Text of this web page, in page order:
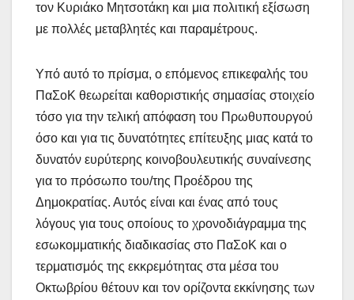
τον Κυριάκο Μητσοτάκη και μια πολιτική εξίσωση
με πολλές μεταβλητές και παραμέτρους.
Υπό αυτό το πρίσμα, ο επόμενος επικεφαλής του
ΠαΣοΚ θεωρείται καθοριστικής σημασίας στοιχείο
τόσο για την τελική απόφαση του Πρωθυπουργού
όσο και για τις δυνατότητες επίτευξης μιας κατά το
δυνατόν ευρύτερης κοινοβουλευτικής συναίνεσης
για το πρόσωπο του/της Προέδρου της
Δημοκρατίας. Αυτός είναι και ένας από τους
λόγους για τους οποίους το χρονοδιάγραμμα της
εσωκομματικής διαδικασίας στο ΠαΣοΚ και ο
τερματισμός της εκκρεμότητας στα μέσα του
Οκτωβρίου θέτουν και τον ορίζοντα εκκίνησης των